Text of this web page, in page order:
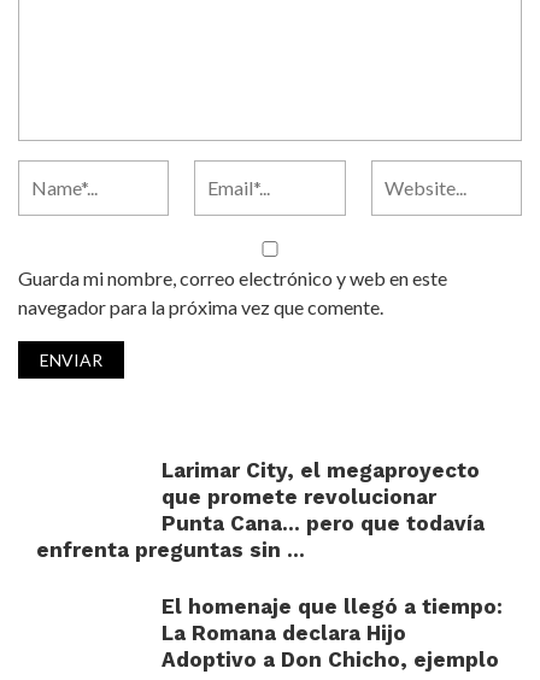
Guarda mi nombre, correo electrónico y web en este
navegador para la próxima vez que comente.
Larimar City, el megaproyecto
que promete revolucionar
Punta Cana… pero que todavía
enfrenta preguntas sin ...
El homenaje que llegó a tiempo:
La Romana declara Hijo
Adoptivo a Don Chicho, ejemplo